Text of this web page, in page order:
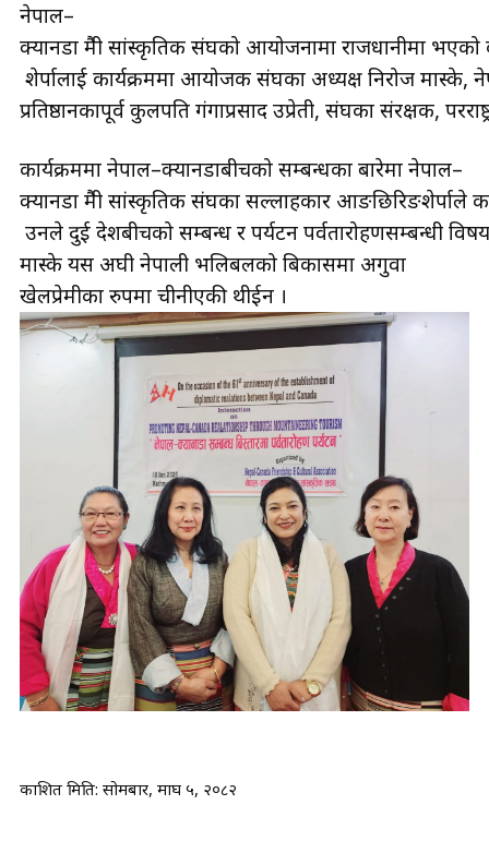
नेपाल–
क्यानडा मैत्री सांस्कृतिक संघको आयोजनामा राजधानीमा भएको
शेर्पालाई कार्यक्रममा आयोजक संघका अध्यक्ष निरोज मास्के,
प्रतिष्ठानकापूर्व कुलपति गंगाप्रसाद उप्रेती, संघका संरक्षक,
कार्यक्रममा नेपाल–क्यानडाबीचको सम्बन्धका बारेमा नेपाल–
क्यानडा मैत्री सांस्कृतिक संघका सल्लाहकार आङछिरिङशेर्पाले
उनले दुई देशबीचको सम्बन्ध र पर्यटन पर्वतारोहणसम्बन्धी
मास्के यस अघी नेपाली भलिबलको बिकासमा अगुवा
खेलप्रेमीका रुपमा चीनीएकी थीईन ।
प्रकाशित मिति: सोमबार, माघ ५, २०८२